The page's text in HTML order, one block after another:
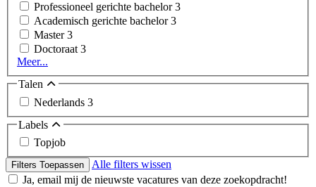
Professioneel gerichte bachelor3
Academisch gerichte bachelor3
Master3
Doctoraat 3
Meer...
Talen
Nederlands 3
Labels
Topjob
Filters Toepassen
Alle filters wissen
Ja, email mij de nieuwste vacatures van deze zoekopdracht!